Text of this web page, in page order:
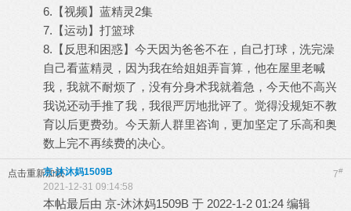
6.【视频】蓝精灵2集
7.【运动】打篮球
8.【反思和困惑】今天因为爸爸不在，自己打球，洗完澡
自己看蓝精灵，因为我在给姐姐弄盲算，他在屋里老喊
我，我就不耐烦了，没有分身术我就着急，今天他不高兴
我说还动手推了我，我很严厉地批评了。觉得没规矩不教
育以后更费劲。今天新人群里咨询，更加坚定了乐高和奥
数上完不再续费的决心。
点击重新加载 7#
京-沐沐妈1509B
2021-12-31 09:14:58
本帖最后由 京-沐沐妈1509B 于 2022-1-2 01:24 编辑